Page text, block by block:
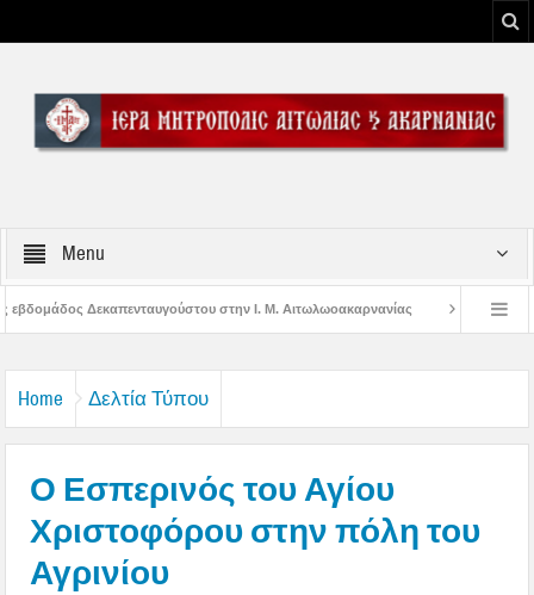
Menu
στην Ι. Μ. Αιτωλωοακαρνανίας Μήνυμα Σεβασμιωτάτου
Home Δελτία Τύπου
Ο Εσπερινός του Αγίου
Χριστοφόρου στην πόλη του
Αγρινίου